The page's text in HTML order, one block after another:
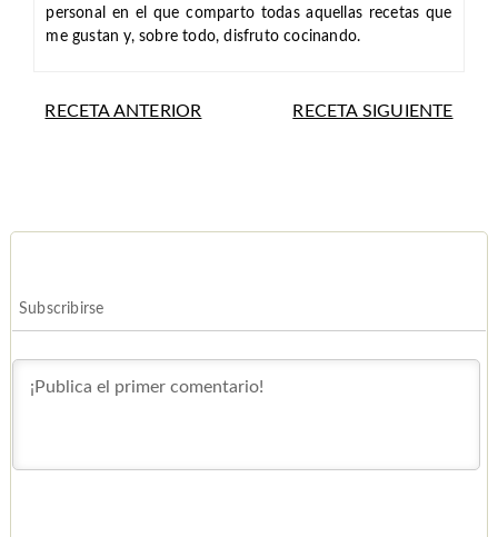
personal en el que comparto todas aquellas recetas que
me gustan y, sobre todo, disfruto cocinando.
RECETA ANTERIOR RECETA SIGUIENTE
Subscribirse